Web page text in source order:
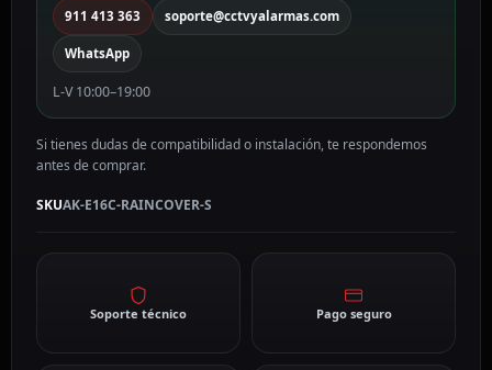
911 413 363 soporte@cctvyalarmas.com
WhatsApp
L-V 10:00–19:00
Si tienes dudas de compatibilidad o instalación, te respondemos
antes de comprar.
SKUAK-E16C-RAINCOVER-S
Soporte técnico Pago seguro